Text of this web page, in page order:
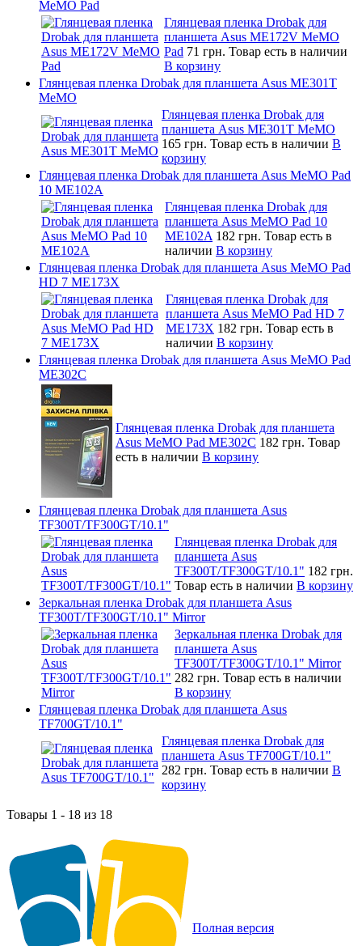
MeMO Pad
Глянцевая пленка Drobak для
планшета Asus ME172V MeMO
Pad 71 грн. Товар есть в наличии
В корзину
Глянцевая пленка Drobak для планшета Asus ME301T
MeMO
Глянцевая пленка Drobak для
планшета Asus ME301T MeMO
165 грн. Товар есть в наличии В
корзину
Глянцевая пленка Drobak для планшета Asus MeMO Pad
10 ME102A
Глянцевая пленка Drobak для
планшета Asus MeMO Pad 10
ME102A 182 грн. Товар есть в
наличии В корзину
Глянцевая пленка Drobak для планшета Asus MeMO Pad
HD 7 ME173X
Глянцевая пленка Drobak для
планшета Asus MeMO Pad HD 7
ME173X 182 грн. Товар есть в
наличии В корзину
Глянцевая пленка Drobak для планшета Asus MeMO Pad
ME302C
Глянцевая пленка Drobak для планшета
Asus MeMO Pad ME302C 182 грн. Товар
есть в наличии В корзину
Глянцевая пленка Drobak для планшета Asus
TF300T/TF300GT/10.1"
Глянцевая пленка Drobak для
планшета Asus
TF300T/TF300GT/10.1" 182 грн.
Товар есть в наличии В корзину
Зеркальная пленка Drobak для планшета Asus
TF300T/TF300GT/10.1" Mirror
Зеркальная пленка Drobak для
планшета Asus
TF300T/TF300GT/10.1" Mirror
282 грн. Товар есть в наличии
В корзину
Глянцевая пленка Drobak для планшета Asus
TF700GT/10.1"
Глянцевая пленка Drobak для
планшета Asus TF700GT/10.1"
282 грн. Товар есть в наличии В
корзину
Товары 1 - 18 из 18
Полная версия